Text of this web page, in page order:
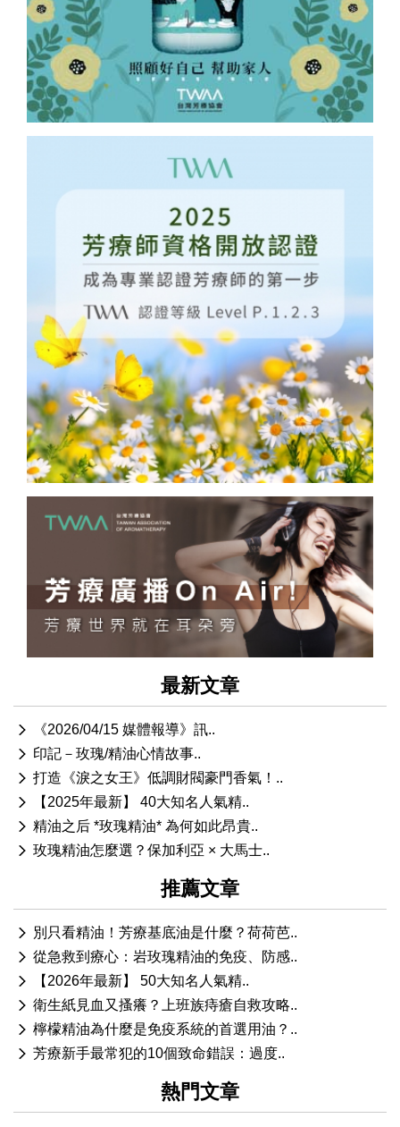
最新文章
《2026/04/15 媒體報導》訊..
印記－玫瑰/精油心情故事..
打造《淚之女王》低調財閥豪門香氣！..
【2025年最新】 40大知名人氣精..
精油之后 *玫瑰精油* 為何如此昂貴..
玫瑰精油怎麼選？保加利亞 × 大馬士..
推薦文章
別只看精油！芳療基底油是什麼？荷荷芭..
從急救到療心：岩玫瑰精油的免疫、防感..
【2026年最新】 50大知名人氣精..
衛生紙見血又搔癢？上班族痔瘡自救攻略..
檸檬精油為什麼是免疫系統的首選用油？..
芳療新手最常犯的10個致命錯誤：過度..
熱門文章